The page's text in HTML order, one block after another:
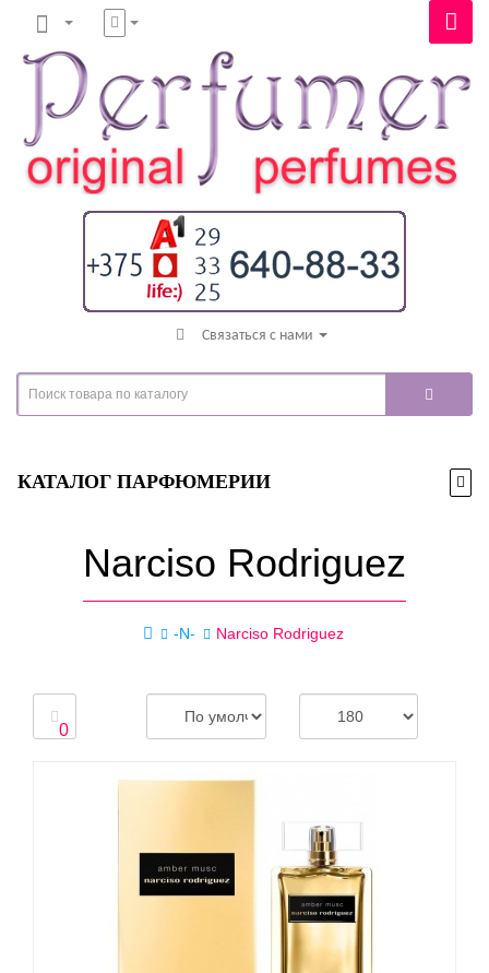
Связаться с нами
КАТАЛОГ ПАРФЮМЕРИИ
Narciso Rodriguez
-N- Narciso Rodriguez
0